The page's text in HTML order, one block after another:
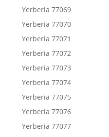
Yerberia 77069
Yerberia 77070
Yerberia 77071
Yerberia 77072
Yerberia 77073
Yerberia 77074
Yerberia 77075
Yerberia 77076
Yerberia 77077